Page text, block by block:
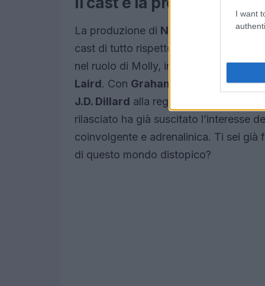
I want
La produzione di Neuromancer
è
cast di tutto rispetto. Oltre a Callum
nel ruolo di Molly, insieme a nomi noti
Laird. Con Graham Roland
, noto
J.D. Dillard alla regia del primo
rilasciato ha già suscitato l’interesse
coinvolgente e adrenalinica. Ti sei già
di questo mondo distopico?